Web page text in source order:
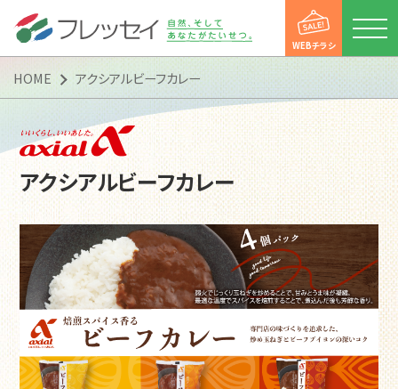
店舗一覧
WEBチラシ
新着情報
便利にお買い物
便利にお買い物
フレッセイアプリ
ポイントカード
マイフレッセイ
子育て支援DAY
会社情報
会社情報
会社概要
トップメッセージ
企業理念（企業スタンス）
沿革
「フレッシー便」運行案内
「フレッシー宅配便」のご案内
CSR活動
マルチステークホルダー方針
カスタマーハラスメントに対する基本方針
採用情報
WEBチラシ
HOME アクシアルビーフカレー
アクシアルビーフカレー